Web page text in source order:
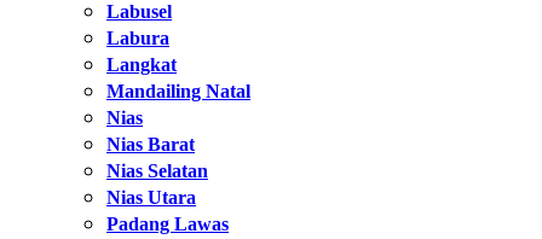
Labusel
Labura
Langkat
Mandailing Natal
Nias
Nias Barat
Nias Selatan
Nias Utara
Padang Lawas